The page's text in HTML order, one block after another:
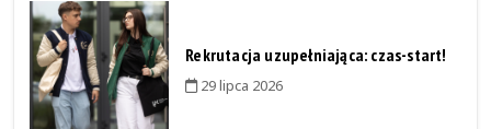
Rekrutacja uzupełniająca: czas-start!
29 lipca 2026